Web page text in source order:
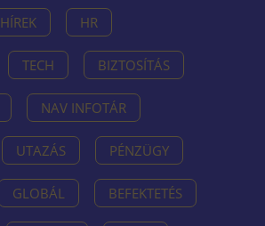
HÍREK HR
TECH BIZTOSÍTÁS
NAV INFOTÁR
UTAZÁS PÉNZÜGY
GLOBÁL BEFEKTETÉS